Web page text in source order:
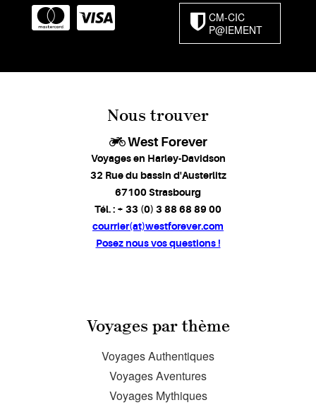
CM-CIC
P@IEMENT
Nous trouver
West Forever
Voyages en Harley-Davidson
32 Rue du bassin d'Austerlitz
67100 Strasbourg
Tél. : + 33 (0) 3 88 68 89 00
courrier(at)westforever.com
Posez nous vos questions !
Voyages par thème
Voyages Authentiques
Voyages Aventures
Voyages Mythiques